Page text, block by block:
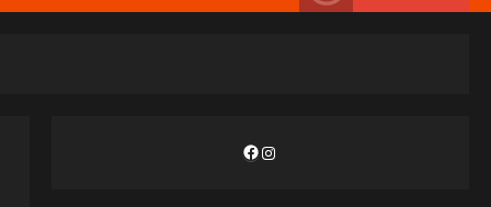
Facebook
Instagram